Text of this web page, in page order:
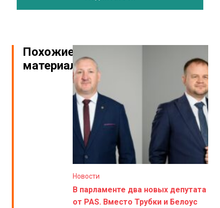
Похожие
материалы
Новости
В парламенте два новых депутата
от PAS. Вместо Трубки и Белоус